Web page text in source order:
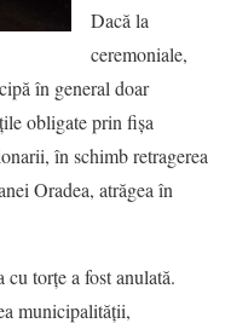
Dacă la
ceremoniale,
în general doar
obligate prin fişa
în schimb retragerea
Oradea, atrăgea în
cu torţe a fost anulată.
municipalităţii,